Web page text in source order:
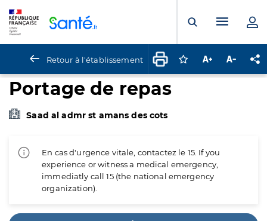
Ouvrir laMenu
Retour à l'établissement Connectez-vous
Augmenter la
Portage de repas
Saad al admr st amans des cots
En cas d'urgence vitale, contactez le 15. If you
experience or witness a medical emergency,
immediatly call 15 (the national emergency
organization).